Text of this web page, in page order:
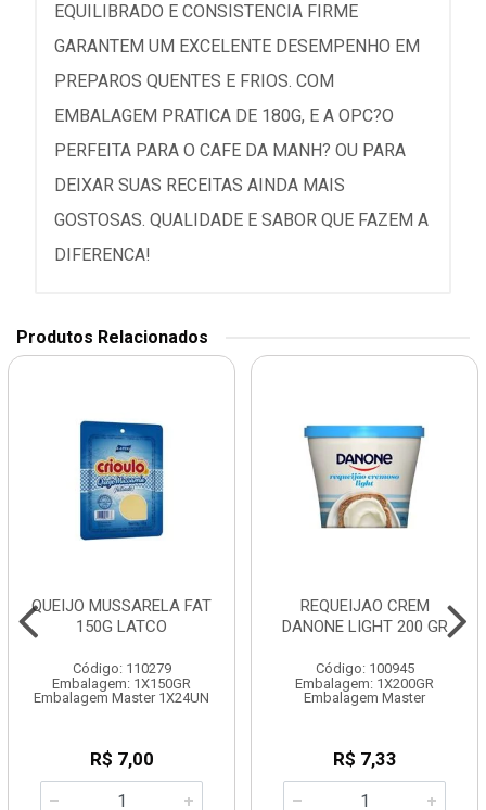
EQUILIBRADO E CONSISTENCIA FIRME
GARANTEM UM EXCELENTE DESEMPENHO EM
PREPAROS QUENTES E FRIOS. COM
EMBALAGEM PRATICA DE 180G, E A OPC?O
PERFEITA PARA O CAFE DA MANH? OU PARA
DEIXAR SUAS RECEITAS AINDA MAIS
GOSTOSAS. QUALIDADE E SABOR QUE FAZEM A
DIFERENCA!
Produtos Relacionados
QUEIJO MUSSARELA FAT
150G LATCO
Código: 110279
Embalagem: 1X150GR
Embalagem Master 1X24UN
R$ 7,00
REQUEIJAO CREM
DANONE LIGHT 200 GR
Código: 100945
Embalagem: 1X200GR
Embalagem Master
R$ 7,33